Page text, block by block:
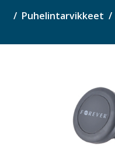
Puhelintarvikkeet